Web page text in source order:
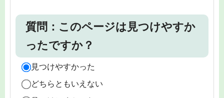
質問：このページは見つけやすか
ったですか？
見つけやすかった
どちらともいえない